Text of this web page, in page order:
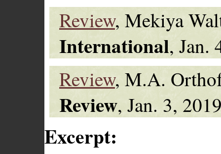
Review, Mekiya
International, Jan.
Review, M.A.
Review, Jan. 3,
Excerpt: